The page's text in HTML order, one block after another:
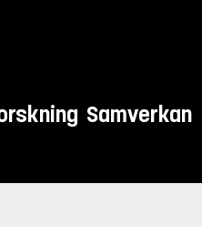
Samverkan